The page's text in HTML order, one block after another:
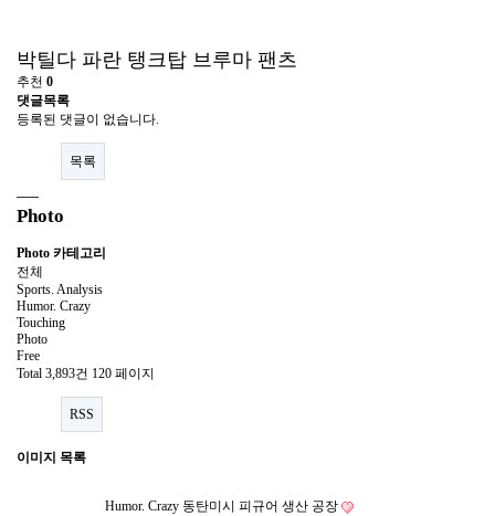
박틸다 파란 탱크탑 브루마 팬츠
추천 0
댓글목록
등록된 댓글이 없습니다.
목록
Photo
Photo 카테고리
전체
Sports. Analysis
Humor. Crazy
Touching
Photo
Free
Total 3,893건 120 페이지
RSS
이미지 목록
Humor. Crazy 동탄미시 피규어 생산 공장